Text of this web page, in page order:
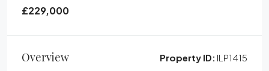
£229,000
Overview Property ID: ILP1415